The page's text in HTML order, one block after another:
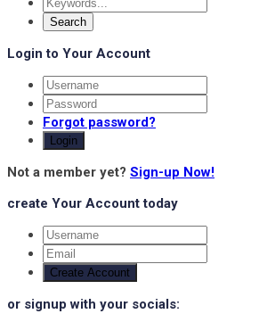
Login to Your Account
Forgot password?
Login
Not a member yet? Sign-up Now!
create Your Account today
Create Account
or signup with your socials: